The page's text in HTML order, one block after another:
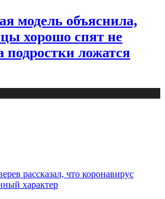
модель объяснила,
хорошо спят не
ложатся
рассказал, что коронавирус
характер